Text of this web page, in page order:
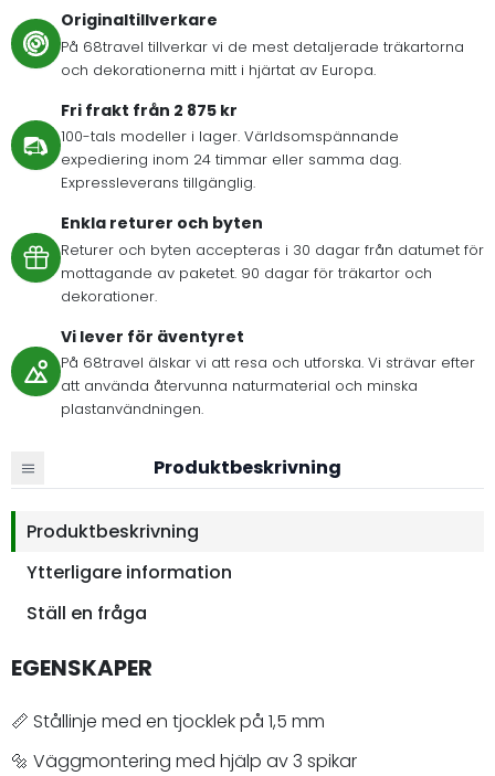
Originaltillverkare
På 68travel tillverkar vi de mest detaljerade träkartorna
och dekorationerna mitt i hjärtat av Europa.
Fri frakt från 2 875 kr
100-tals modeller i lager. Världsomspännande
expediering inom 24 timmar eller samma dag.
Expressleverans tillgänglig.
Enkla returer och byten
Returer och byten accepteras i 30 dagar från datumet för
mottagande av paketet. 90 dagar för träkartor och
dekorationer.
Vi lever för äventyret
På 68travel älskar vi att resa och utforska. Vi strävar efter
att använda återvunna naturmaterial och minska
plastanvändningen.
Produktbeskrivning
Produktbeskrivning
Ytterligare information
Ställ en fråga
EGENSKAPER
📏 Stållinje med en tjocklek på 1,5 mm
🔩 Väggmontering med hjälp av 3 spikar